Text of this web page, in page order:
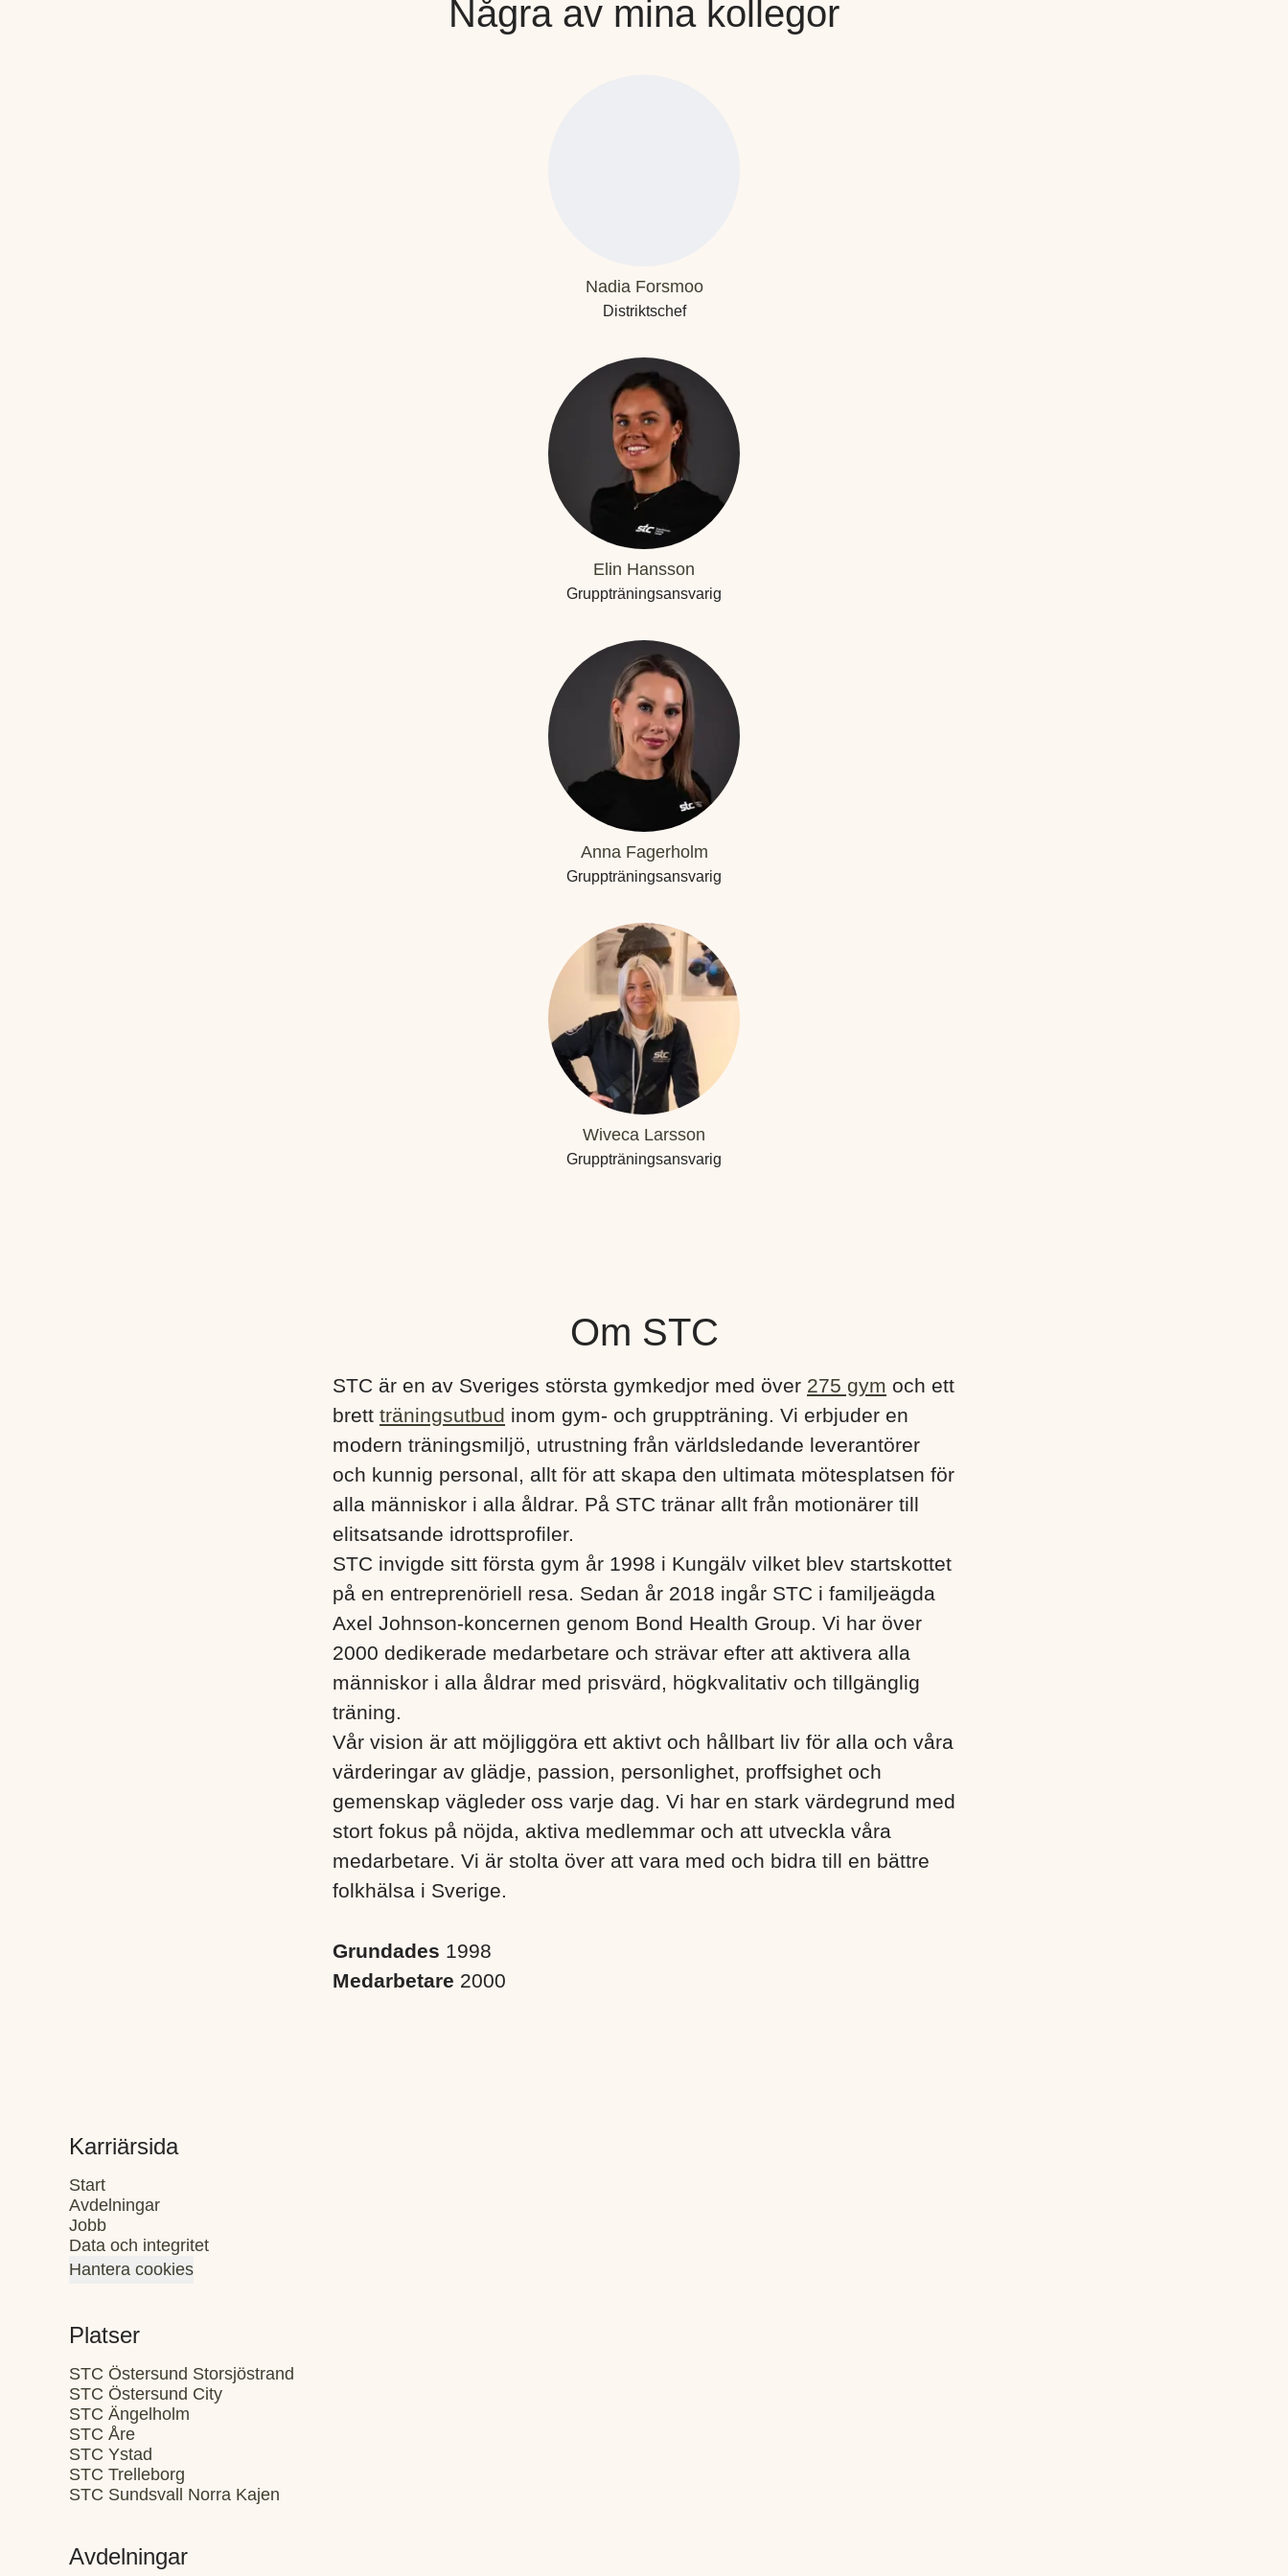
Några av mina kollegor
Nadia Forsmoo
Distriktschef
Elin Hansson
Gruppträningsansvarig
Anna Fagerholm
Gruppträningsansvarig
Wiveca Larsson
Gruppträningsansvarig
Om STC
STC är en av Sveriges största gymkedjor med över 275 gym och ett
brett träningsutbud inom gym- och gruppträning. Vi erbjuder en
modern träningsmiljö, utrustning från världsledande leverantörer
och kunnig personal, allt för att skapa den ultimata mötesplatsen för
alla människor i alla åldrar. På STC tränar allt från motionärer till
elitsatsande idrottsprofiler.
STC invigde sitt första gym år 1998 i Kungälv vilket blev startskottet
på en entreprenöriell resa. Sedan år 2018 ingår STC i familjeägda
Axel Johnson-koncernen genom Bond Health Group. Vi har över
2000 dedikerade medarbetare och strävar efter att aktivera alla
människor i alla åldrar med prisvärd, högkvalitativ och tillgänglig
träning.
Vår vision är att möjliggöra ett aktivt och hållbart liv för alla och våra
värderingar av glädje, passion, personlighet, proffsighet och
gemenskap vägleder oss varje dag. Vi har en stark värdegrund med
stort fokus på nöjda, aktiva medlemmar och att utveckla våra
medarbetare. Vi är stolta över att vara med och bidra till en bättre
folkhälsa i Sverige. ​
Grundades 1998
Medarbetare 2000
Karriärsida
Start
Avdelningar
Jobb
Data och integritet
Hantera cookies
Platser
STC Östersund Storsjöstrand
STC Östersund City
STC Ängelholm
STC Åre
STC Ystad
STC Trelleborg
STC Sundsvall Norra Kajen
Avdelningar